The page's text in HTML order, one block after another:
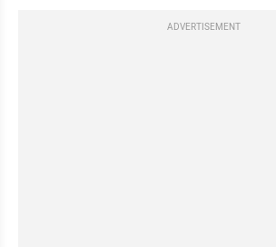
ADVERTISEMENT